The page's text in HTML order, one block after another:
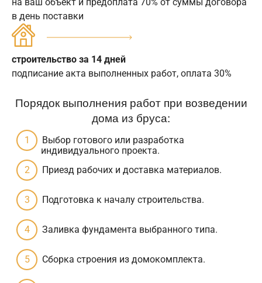
на ваш объект и предоплата 70% от суммы договора
в день поставки
строительство за 14 дней
подписание акта выполненных работ, оплата 30%
Порядок выполнения работ при возведении
дома из бруса:
Выбор готового или разработка
индивидуального проекта.
Приезд рабочих и доставка материалов.
Подготовка к началу строительства.
Заливка фундамента выбранного типа.
Сборка строения из домокомплекта.